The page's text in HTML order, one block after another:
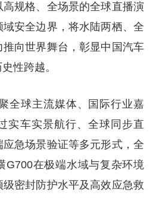
规格、全场景的全球直播演
安全边界，将水陆两栖、全
向世界舞台，彰显中国汽车
性跨越。
全球主流媒体、国际行业嘉
实车实景航行、全球同步直
急场景验证等多元形式，全
G700在极端水域与复杂环境
密封防护水平及高效应急救